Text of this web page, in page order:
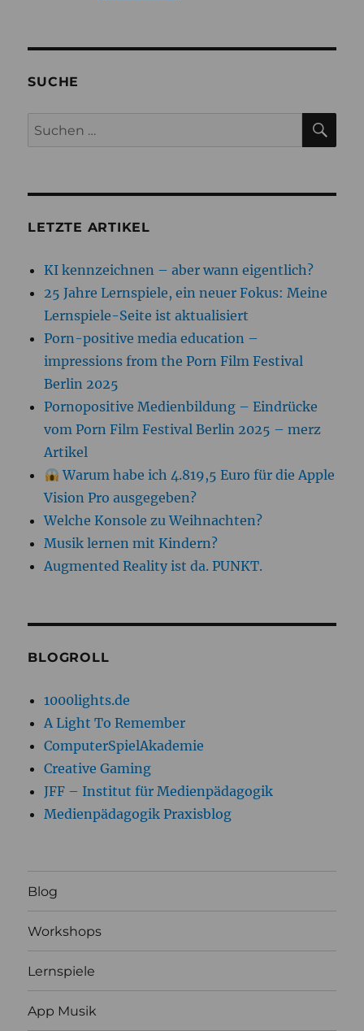
SUCHE
Suchen
nach:
LETZTE ARTIKEL
KI kennzeichnen – aber wann eigentlich?
25 Jahre Lernspiele, ein neuer Fokus: Meine
Lernspiele-Seite ist aktualisiert
Porn-positive media education –
impressions from the Porn Film Festival
Berlin 2025
Pornopositive Medienbildung – Eindrücke
vom Porn Film Festival Berlin 2025 – merz
Artikel
Warum habe ich 4.819,5 Euro für die Apple
Vision Pro ausgegeben?
Welche Konsole zu Weihnachten?
Musik lernen mit Kindern?
Augmented Reality ist da. PUNKT.
BLOGROLL
1000lights.de
A Light To Remember
ComputerSpielAkademie
Creative Gaming
JFF – Institut für Medienpädagogik
Medienpädagogik Praxisblog
Blog
Workshops
Lernspiele
App Musik